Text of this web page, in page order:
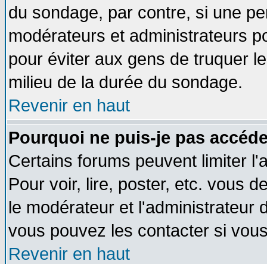
du sondage, par contre, si une
modérateurs et administrateurs
pour éviter aux gens de truquer
milieu de la durée du sondage.
Revenir en haut
Pourquoi ne puis-je pas
Certains forums peuvent limiter
Pour voir, lire, poster, etc. vous
le modérateur et l'administrateur
vous pouvez les contacter si
Revenir en haut